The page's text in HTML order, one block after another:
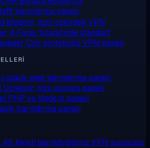
barındırma paneli
Modern, hızlı çekirdek VPN
4 Forex ticaretinde standart
Çok protokollü VPN paneli
stack web barındırma paneli
Ücretsiz, hızlı sunucu paneli
PHP ve Node.js paneli
barındırma paneli
AS Kendi barındırdığınız VPN sunucusu